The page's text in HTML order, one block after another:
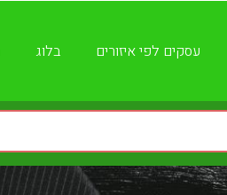
עסקים לפי איזורים בלוג